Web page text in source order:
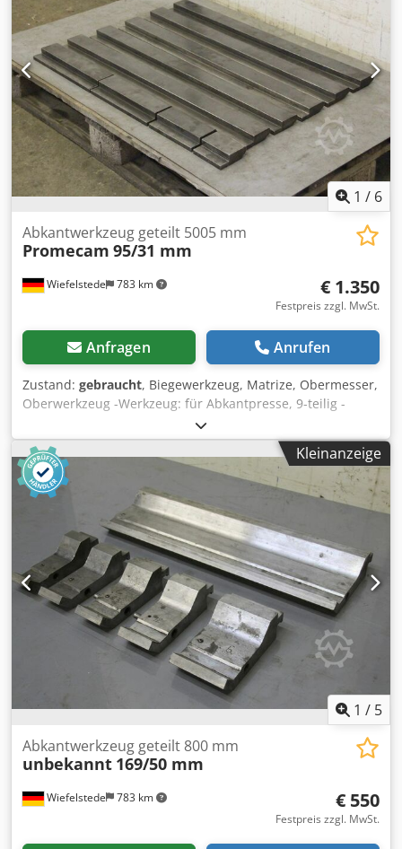
1 / 6
Wiefelstede 783 km
Abkantwerkzeug geteilt 5005 mm
Promecam 95/31 mm
€ 1.350
Festpreis zzgl. MwSt.
Anfragen Anrufen
Zustand: gebraucht, Biegewerkzeug, Matrize, Obermesser,
Oberwerkzeug -Werkzeug: für Abkantpresse, 9-teilig -
Abmessungen: 95 x 31 mm -Gesamtlänge: 5005 mm -
Maße: siehe Zeichnung bei den Fotos -Längen: 5 x 835 mm
/ jew. 1 x 300/260/170/100 mm -Transportabmessung:
835/210/100 mm Dcodpfx Ajhrzmxel Djk -Gewicht: 86 kg
Kleinanzeige
1 / 5
Wiefelstede 783 km
Abkantwerkzeug geteilt 800 mm
unbekannt 169/50 mm
€ 550
Festpreis zzgl. MwSt.